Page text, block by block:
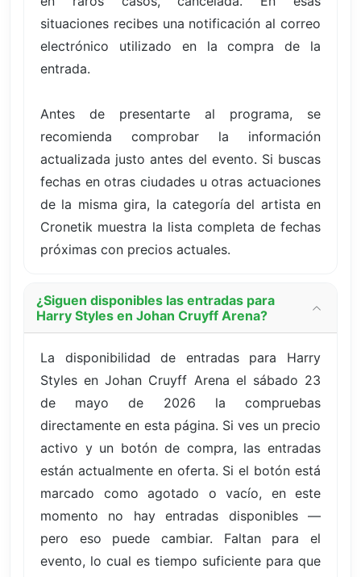
situaciones recibes una notificación al correo
electrónico utilizado en la compra de la
entrada.
Antes de presentarte al programa, se
recomienda comprobar la información
actualizada justo antes del evento. Si buscas
fechas en otras ciudades u otras actuaciones
de la misma gira, la categoría del artista en
Cronetik muestra la lista completa de fechas
próximas con precios actuales.
¿Siguen disponibles las entradas para
Harry Styles en Johan Cruyff Arena?
La disponibilidad de entradas para Harry
Styles en Johan Cruyff Arena el sábado 23
de mayo de 2026 la compruebas
directamente en esta página. Si ves un precio
activo y un botón de compra, las entradas
están actualmente en oferta. Si el botón está
marcado como agotado o vacío, en este
momento no hay entradas disponibles —
pero eso puede cambiar. Faltan para el
evento, lo cual es tiempo suficiente para que